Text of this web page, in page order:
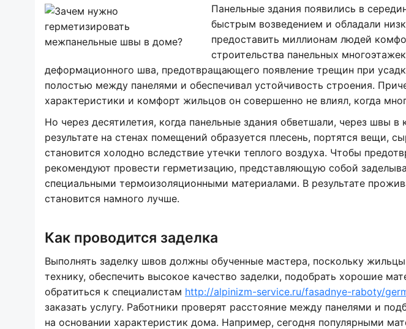
Панельные здания появились в
быстрым возведением и обладали
предоставить миллионам людей
строительства панельных
деформационного шва, предотвращающего появление трещин при
полостью между панелями и обеспечивал устойчивость строения.
характеристики и комфорт жильцов он совершенно не влиял, когда
Но через десятилетия, когда панельные здания обветшали, через швы
результате на стенах помещений образуется плесень, портятся вещи,
становится холодно вследствие утечки теплого воздуха. Чтобы
рекомендуют провести герметизацию, представляющую собой
специальными термоизоляционными материалами. В результате
становится намного лучше.
Как проводится заделка
Выполнять заделку швов должны обученные мастера, поскольку
технику, обеспечить высокое качество заделки, подобрать хорошие
обратиться к специалистам http://alpinizm-service.ru/fasadnye-raboty/
заказать услугу. Работники проверят расстояние между панелями и
на основании характеристик дома. Например, сегодня популярными